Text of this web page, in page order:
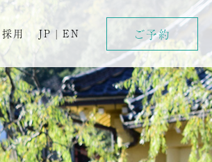
採用 JP | EN ご予約